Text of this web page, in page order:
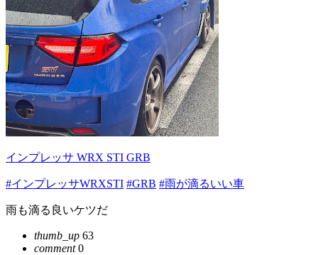
インプレッサ WRX STI GRB
#インプレッサWRXSTI #GRB #雨が滴るいい車
雨も滴る良いケツだ
thumb_up 63
comment0